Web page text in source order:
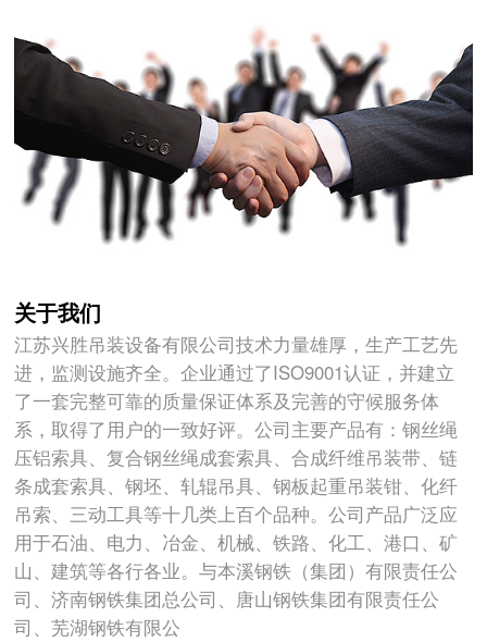
关于我们
江苏兴胜吊装设备有限公司技术力量雄厚，生产工艺先
进，监测设施齐全。企业通过了ISO9001认证，并建立
了一套完整可靠的质量保证体系及完善的守候服务体
系，取得了用户的一致好评。公司主要产品有：钢丝绳
压铝索具、复合钢丝绳成套索具、合成纤维吊装带、链
条成套索具、钢坯、轧辊吊具、钢板起重吊装钳、化纤
吊索、三动工具等十几类上百个品种。公司产品广泛应
用于石油、电力、冶金、机械、铁路、化工、港口、矿
山、建筑等各行各业。与本溪钢铁（集团）有限责任公
司、济南钢铁集团总公司、唐山钢铁集团有限责任公
司、芜湖钢铁有限公